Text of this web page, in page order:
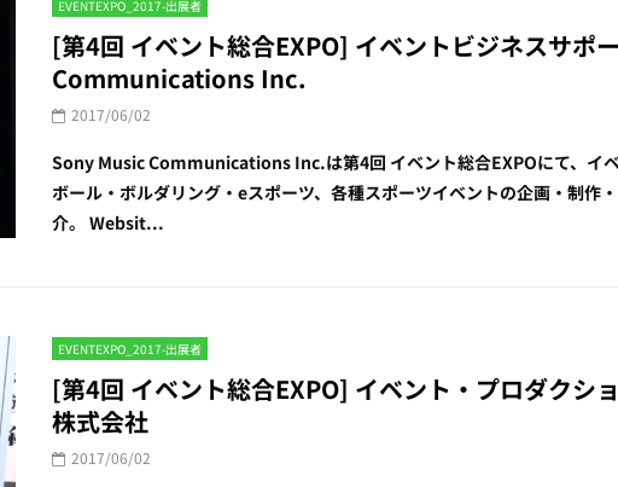
EVENTEXPO_2017-出展者
[第4回 イベント総合EXPO] イベントビジネスサポ
Communications Inc.
2017/06/02
Sony Music Communications Inc.は第4回 イベント総合EXPOにて、イ
ボール・ボルダリング・eスポーツ、各種スポーツイベントの企画・制作
介。 Websit...
EVENTEXPO_2017-出展者
[第4回 イベント総合EXPO] イベント・プロダクシ
株式会社
2017/06/02